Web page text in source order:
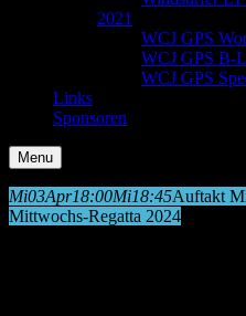
2021
WCJ GPS
WCJ GPS B-
WCJ GPS
Links
Sponsoren
Menu
Mi03Apr18:00Mi18:45Auftakt
Mittwochs-Regatta 2024